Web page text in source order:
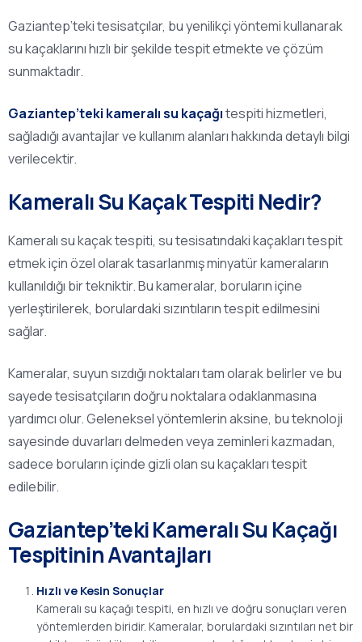
Gaziantep’teki tesisatçılar, bu yenilikçi yöntemi kullanarak
su kaçaklarını hızlı bir şekilde tespit etmekte ve çözüm
sunmaktadır.
Gaziantep’teki kameralı su kaçağıtespiti hizmetleri,
sağladığı avantajlar ve kullanım alanları hakkında detaylı bilgi
verilecektir.
Kameralı Su Kaçak Tespiti Nedir?
Kameralı su kaçak tespiti, su tesisatındaki kaçakları tespit
etmek için özel olarak tasarlanmış minyatür kameraların
kullanıldığı bir tekniktir. Bu kameralar, boruların içine
yerleştirilerek, borulardaki sızıntıların tespit edilmesini
sağlar.
Kameralar, suyun sızdığı noktaları tam olarak belirler ve bu
sayede tesisatçıların doğru noktalara odaklanmasına
yardımcı olur. Geleneksel yöntemlerin aksine, bu teknoloji
sayesinde duvarları delmeden veya zeminleri kazmadan,
sadece boruların içinde gizli olan su kaçakları tespit
edilebilir.
Gaziantep’teki Kameralı Su Kaçağı
Tespitinin Avantajları
Hızlı ve Kesin Sonuçlar
Kameralı su kaçağı tespiti, en hızlı ve doğru sonuçları veren
yöntemlerden biridir. Kameralar, borulardaki sızıntıları net bir